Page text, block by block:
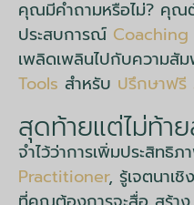
คุณมีคำถามหรือไม่? คุณ
ประสบการณ์ Coaching
เพลิดเพลินไปกับความสั
Tools สำหรับ ปรึกษาฟรี
สุดท้ายแต่ไม่ท้า
จำไว้ว่าการเพิ่มประสิทธิ
Practitioner, รู้เจตนาเ